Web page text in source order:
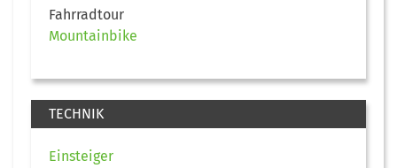
Fahrradtour
Mountainbike
TECHNIK
Einsteiger